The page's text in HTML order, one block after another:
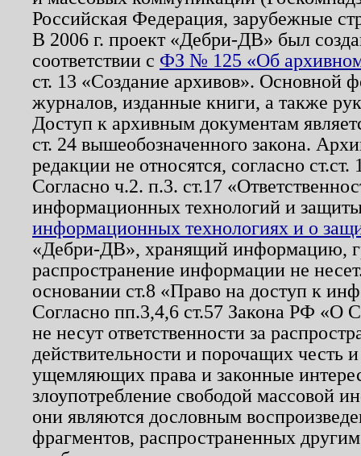
Российская Федерация, зарубежные
В 2006 г. проект «Дебри-ДВ» был
соответствии с ФЗ № 125 «Об
ст. 13 «Создание архивов». Основной
журналов, изданные книги, а также
Доступ к архивным документам
ст. 24 вышеобозначенного закона.
редакции не относятся, согласно
Согласно ч.2. п.3. ст.17
информационных технологий и
информационных технологиях и о
«Дебри-ДВ», хранящий информацию,
распространение информации не
основании ст.8 «Право на доступ к
Согласно пп.3,4,6 ст.57 Закона РФ «О
не несут ответственности за
действительности и порочащих честь
ущемляющих права и законные
злоупотребление свободой массовой
они являются дословным
фрагментов, распространенных